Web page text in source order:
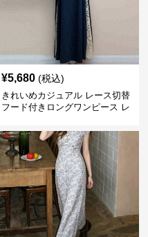
¥5,680 (税込)
きれいめカジュアル レース切替
フード付きロングワンピース レ
大人ナチュラル 夏コーデ